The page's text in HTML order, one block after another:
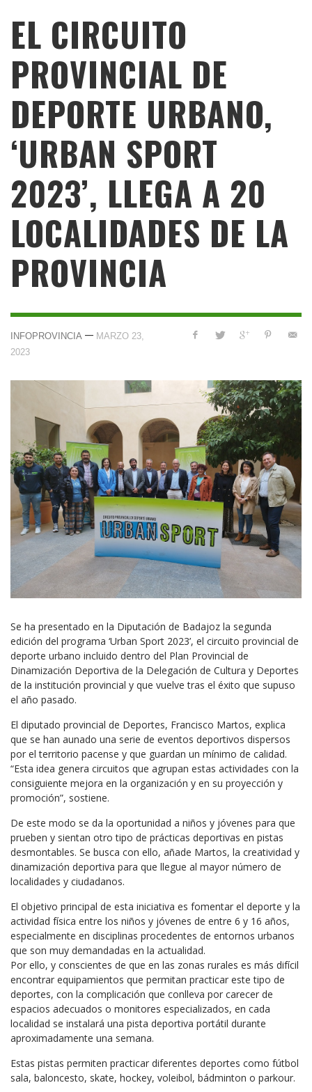
EL CIRCUITO
PROVINCIAL DE
DEPORTE URBANO,
‘URBAN SPORT
2023’, LLEGA A 20
LOCALIDADES DE LA
PROVINCIA
INFOPROVINCIA — MARZO 23,
2023
Se ha presentado en la Diputación de Badajoz la segunda
edición del programa ‘Urban Sport 2023’, el circuito provincial de
deporte urbano incluido dentro del Plan Provincial de
Dinamización Deportiva de la Delegación de Cultura y Deportes
de la institución provincial y que vuelve tras el éxito que supuso
el año pasado.
El diputado provincial de Deportes, Francisco Martos, explica
que se han aunado una serie de eventos deportivos dispersos
por el territorio pacense y que guardan un mínimo de calidad.
“Esta idea genera circuitos que agrupan estas actividades con la
consiguiente mejora en la organización y en su proyección y
promoción”, sostiene.
De este modo se da la oportunidad a niños y jóvenes para que
prueben y sientan otro tipo de prácticas deportivas en pistas
desmontables. Se busca con ello, añade Martos, la creatividad y
dinamización deportiva para que llegue al mayor número de
localidades y ciudadanos.
El objetivo principal de esta iniciativa es fomentar el deporte y la
actividad física entre los niños y jóvenes de entre 6 y 16 años,
especialmente en disciplinas procedentes de entornos urbanos
que son muy demandadas en la actualidad.
Por ello, y conscientes de que en las zonas rurales es más difícil
encontrar equipamientos que permitan practicar este tipo de
deportes, con la complicación que conlleva por carecer de
espacios adecuados o monitores especializados, en cada
localidad se instalará una pista deportiva portátil durante
aproximadamente una semana.
Estas pistas permiten practicar diferentes deportes como fútbol
sala, baloncesto, skate, hockey, voleibol, bádminton o parkour.